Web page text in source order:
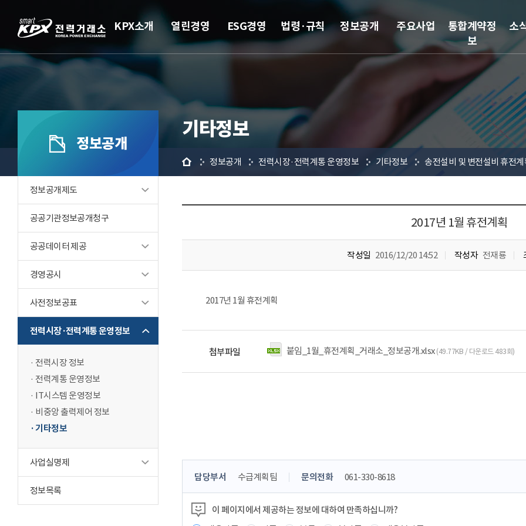
KPX소개 열린경영 ESG경영 법령·규칙 정보공개 주요사업
통합계약정
보
소
정보공개
정보공개제도
공공기관정보공개청구
공공데이터 제공
경영공시
사전정보공표
전력시장·전력계통 운영정보
전력시장 정보
전력계통 운영정보
IT시스템 운영정보
비중앙 출력제어 정보
기타정보
사업실명제
정보목록
기타정보
홈 정보공개 전력시장·전력계통 운영정보 기타정보 송전설비 및 변전설비 휴전계
2017년 1월 휴전계획
작성일 2016/12/20 14:52 작성자 전재룡
2017년 1월 휴전계획
첨부파일 붙임_1월_휴전계획_거래소_정보공개.xlsx (49.77KB / 다운로드 483회)
콘
츠
정
담당부서 수급계획팀 문의전화 061-330-8618
이 페이지에서 제공하는 정보에 대하여 만족하십니까?